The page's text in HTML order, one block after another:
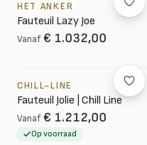
HET ANKER
Fauteuil Lazy Joe
Vanaf € 1.032,00
CHILL-LINE
Fauteuil Jolie | Chill Line
Vanaf € 1.212,00
Op voorraad